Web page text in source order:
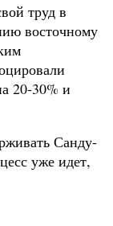
труд в
восточному
20-30% и
Санду-
уже идет,